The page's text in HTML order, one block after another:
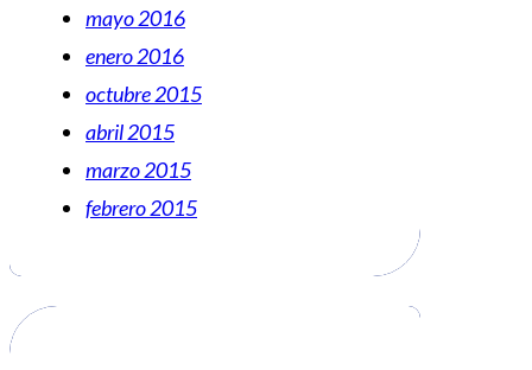
mayo 2016
enero 2016
octubre 2015
abril 2015
marzo 2015
febrero 2015